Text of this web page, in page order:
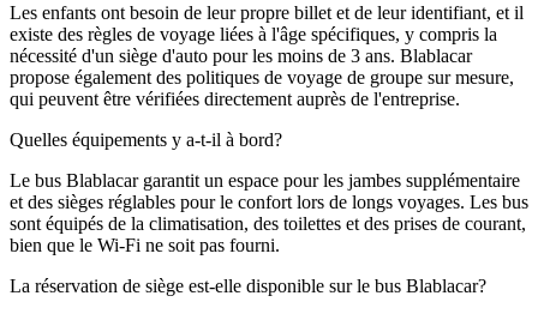
Les enfants ont besoin de leur propre billet et de leur identifiant, et il
existe des règles de voyage liées à l'âge spécifiques, y compris la
nécessité d'un siège d'auto pour les moins de 3 ans. Blablacar
propose également des politiques de voyage de groupe sur mesure,
qui peuvent être vérifiées directement auprès de l'entreprise.
Quelles équipements y a-t-il à bord?
Le bus Blablacar garantit un espace pour les jambes supplémentaire
et des sièges réglables pour le confort lors de longs voyages. Les bus
sont équipés de la climatisation, des toilettes et des prises de courant,
bien que le Wi-Fi ne soit pas fourni.
La réservation de siège est-elle disponible sur le bus Blablacar?